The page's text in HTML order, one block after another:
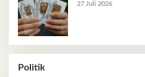
27 Juli 2026
Politik